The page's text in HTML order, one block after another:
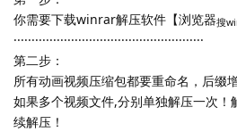
你需要下载winrar解压软件【浏览器搜
·····················································
第二步：
所有动画视频压缩包都要重命名，后缀
如果多个视频文件,分别单独解压一次
续解压！